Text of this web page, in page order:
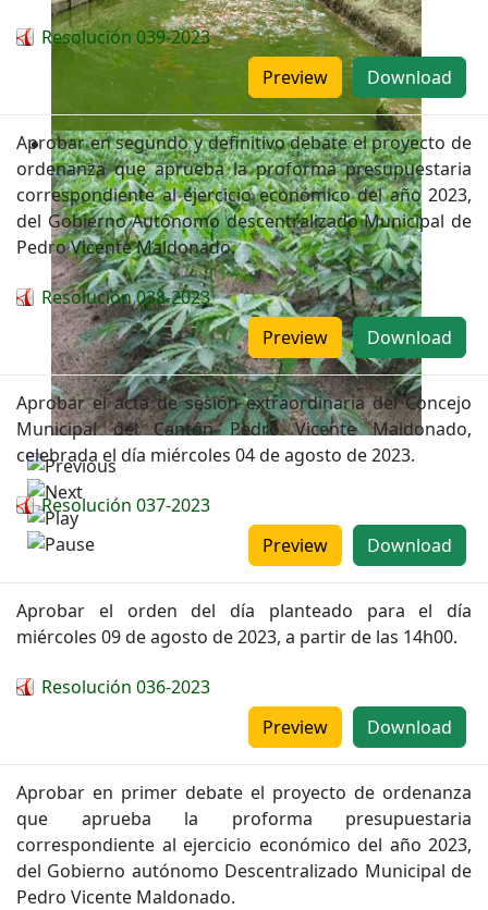
Resolución 039-2023
Download
Preview
Aprobar en segundo y definitivo debate el proyecto de
ordenanza que aprueba la proforma presupuestaria
correspondiente al ejercicio económico del año 2023,
del Gobierno Autónomo descentralizado Municipal de
Pedro Vicente Maldonado.
Resolución 038-2023
Download
Preview
Aprobar el acta de sesión extraordinaria del Concejo
Municipal del Cantón Pedro Vicente Maldonado,
celebrada el día miércoles 04 de agosto de 2023.
Resolución 037-2023
Download
Preview
Aprobar el orden del día planteado para el día
miércoles 09 de agosto de 2023, a partir de las 14h00.
Resolución 036-2023
Download
Preview
Aprobar en primer debate el proyecto de ordenanza
que aprueba la proforma presupuestaria
correspondiente al ejercicio económico del año 2023,
del Gobierno autónomo Descentralizado Municipal de
Pedro Vicente Maldonado.